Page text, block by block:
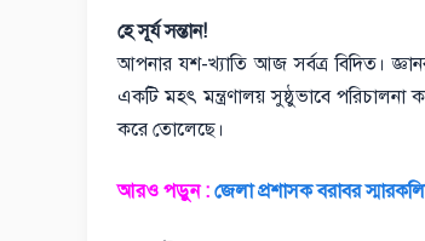
হে সূর্য সন্তান!
আপনার যশ-খ্যাতি আজ সর্বত্র বিদিত।
একটি মহৎ মন্ত্রণালয় সুষ্ঠুভাবে পরিচালনা
করে তোলেছে।
আরও পড়ুন : জেলা প্রশাসক বরাবর